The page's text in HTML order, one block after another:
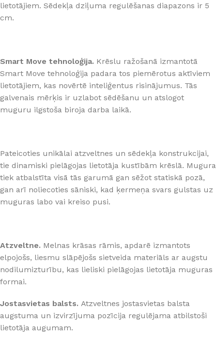
lietotājiem. Sēdekļa dziļuma regulēšanas diapazons ir 5
cm.
Smart Move tehnoloģija. Krēslu ražošanā izmantotā
Smart Move tehnoloģija padara tos piemērotus aktīviem
lietotājiem, kas novērtē inteliģentus risinājumus. Tās
galvenais mērķis ir uzlabot sēdēšanu un atslogot
muguru ilgstoša biroja darba laikā.
Pateicoties unikālai atzveltnes un sēdekļa konstrukcijai,
tie dinamiski pielāgojas lietotāja kustībām krēslā. Mugura
tiek atbalstīta visā tās garumā gan sēžot statiskā pozā,
gan arī noliecoties sāniski, kad ķermeņa svars gulstas uz
muguras labo vai kreiso pusi.
Atzveltne. Melnas krāsas rāmis, apdarē izmantots
elpojošs, liesmu slāpējošs sietveida materiāls ar augstu
nodilumizturību, kas lieliski pielāgojas lietotāja muguras
formai.
Jostasvietas balsts. Atzveltnes jostasvietas balsta
augstuma un izvirzījuma pozīcija regulējama atbilstoši
lietotāja augumam.